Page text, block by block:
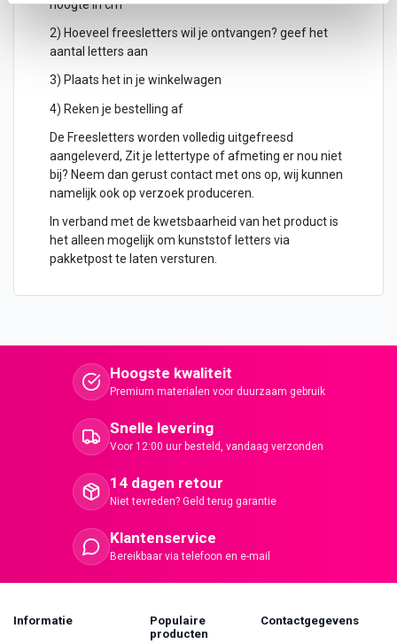
hoogte in cm
2) Hoeveel freesletters wil je ontvangen? geef het
aantal letters aan
3) Plaats het in je winkelwagen
4) Reken je bestelling af
De Freesletters worden volledig uitgefreesd
aangeleverd, Zit je lettertype of afmeting er nou niet
bij? Neem dan gerust contact met ons op, wij kunnen
namelijk ook op verzoek produceren.
In verband met de kwetsbaarheid van het product is
het alleen mogelijk om kunststof letters via
pakketpost te laten versturen.
Hoogste kwaliteit
Premium materialen voor duurzaam gebruik
Snelle levering
Voor 12:00 uur besteld, vandaag verzonden
14 dagen retour
Niet tevreden? Geld terug garantie
Klantenservice
Bereikbaar via telefoon en e-mail
Informatie
Populaire
producten
Contactgegevens